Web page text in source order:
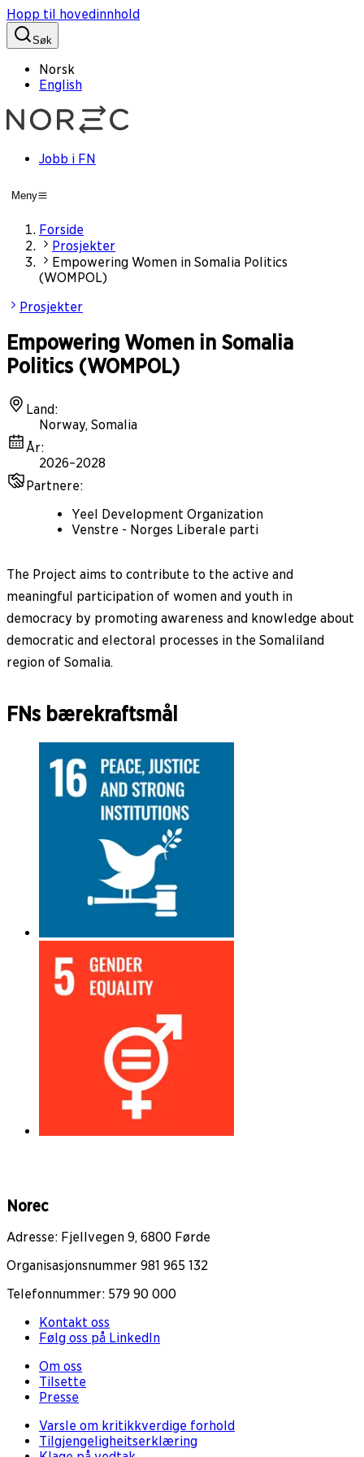
Hopp til hovedinnhold
Søk
Norsk
English
Jobb i FN
Meny
Forside
Prosjekter
Empowering Women in Somalia Politics
(WOMPOL)
Prosjekter
Empowering Women in Somalia
Politics (WOMPOL)
Land:
Norway, Somalia
År:
2026–2028
Partnere:
Yeel Development Organization
Venstre - Norges Liberale parti
The Project aims to contribute to the active and
meaningful participation of women and youth in
democracy by promoting awareness and knowledge about
democratic and electoral processes in the Somaliland
region of Somalia.
FNs bærekraftsmål
Norec
Adresse: Fjellvegen 9, 6800 Førde
Organisasjonsnummer 981 965 132
Telefonnummer: 579 90 000
Kontakt oss
Følg oss på LinkedIn
Om oss
Tilsette
Presse
Varsle om kritikkverdige forhold
Tilgjengeligheitserklæring